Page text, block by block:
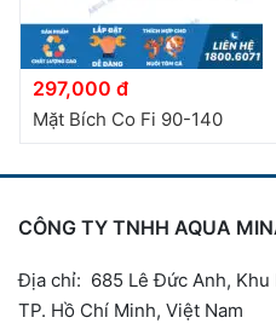
297,000 đ
Mặt Bích Co Fi 90-140
CÔNG TY TNHH AQUA
Địa chỉ: 685 Lê Đức Anh, Khu
TP. Hồ Chí Minh, Việt Nam